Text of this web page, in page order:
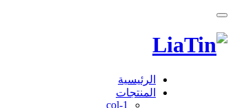
الرئيسية
المنتجات
col-1